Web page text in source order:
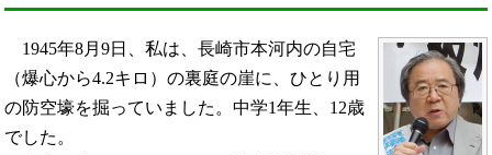
1945年8月9日、私は、長崎市本河内の自宅
（爆心から4.2キロ）の裏庭の崖に、ひとり用
の防空壕を掘っていました。中学1年生、12歳
でした。